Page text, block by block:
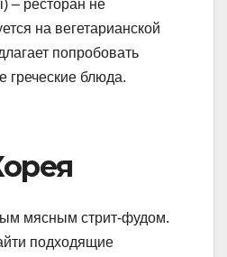
– ресторан не
на вегетарианской
попробовать
греческие блюда.
мясным стрит-фудом.
подходящие